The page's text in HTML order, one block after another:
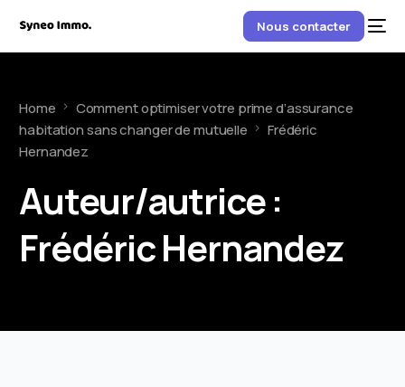
Nous contacter
Home
Comment optimiser votre prime d’assurance
habitation sans changer de mutuelle
Frédéric
Hernandez
Auteur/autrice :
Frédéric Hernandez